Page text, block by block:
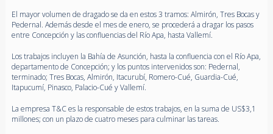
El mayor volumen de dragado se da en estos 3 tramos: Almirón, Tres Bocas y
Pedernal. Además desde el mes de enero, se procederá a dragar los pasos
entre Concepción y las confluencias del Río Apa, hasta Vallemí.
Los trabajos incluyen la Bahía de Asunción, hasta la confluencia con el Río Apa,
departamento de Concepción; y los puntos intervenidos son: Pedernal,
terminado; Tres Bocas, Almirón, Itacurubí, Romero-Cué, Guardia-Cué,
Itapucumí, Pinasco, Palacio-Cué y Vallemí.
La empresa T&C es la responsable de estos trabajos, en la suma de US$3,1
millones; con un plazo de cuatro meses para culminar las tareas.